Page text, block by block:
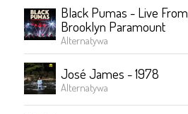
Black Pumas - Live From
Brooklyn Paramount
Alternatywa
José James - 1978
Alternatywa